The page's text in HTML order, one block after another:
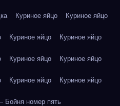
Куриное яйцо Куриное яйцо
Куриное яйцо Куриное яйцо
Куриное яйцо Куриное яйцо
Куриное яйцо Куриное яйцо
Бойня номер пять